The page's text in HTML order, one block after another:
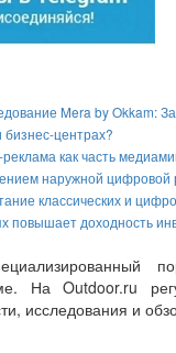
Mera by Okkam:
бизнес-центрах?
как часть
наружной цифровой
классических и
повышает доходность
На Outdoor.ru
исследования и